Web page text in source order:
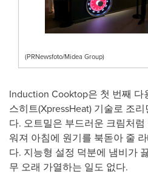
(PRNewsfoto/Midea Group)
Induction Cooktop은 첫 번째 다
스히트(XpressHeat) 기술로 조
다. 오트밀은 부드러운 크림처
워져 아침에 원기를 북돋아 줄
다. 지능형 설정 덕분에 냄비가
무 오래 가열하는 일도 없다.